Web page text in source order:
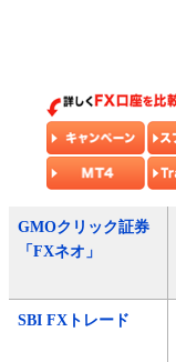
GMOクリック証券
「FXネオ」
SBI FXトレード